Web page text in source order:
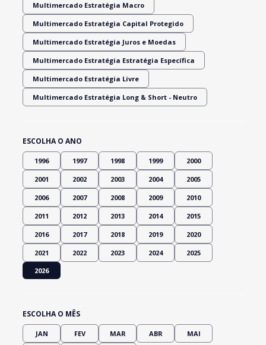
Multimercado Estratégia Macro
Multimercado Estratégia Capital Protegido
Multimercado Estratégia Juros e Moedas
Multimercado Estratégia Estratégia Específica
Multimercado Estratégia Livre
Multimercado Estratégia Long & Short - Neutro
ESCOLHA O ANO
1996 1997 1998 1999 2000
2001 2002 2003 2004 2005
2006 2007 2008 2009 2010
2011 2012 2013 2014 2015
2016 2017 2018 2019 2020
2021 2022 2023 2024
2025
2026
ESCOLHA O MÊS
JAN FEV MAR ABR MAI